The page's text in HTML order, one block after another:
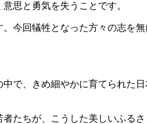
思と勇気を失うことです。
回犠牲となった方々の志を
で、きめ細やかに育てられた
ちが、こうした美しいふる